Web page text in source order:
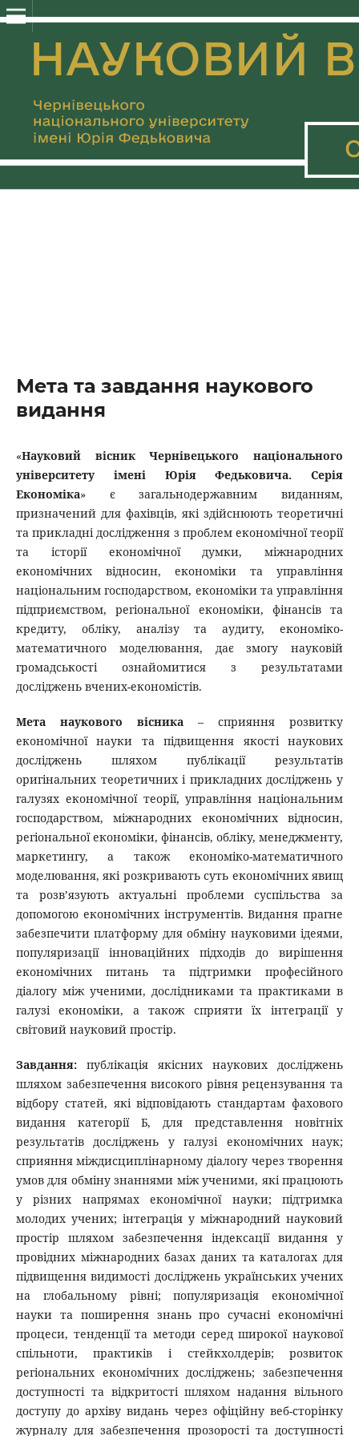
Мета та завдання наукового
видання
«Науковий вісник Чернівецького національного
університету імені Юрія Федьковича. Серія
Економіка» є загальнодержавним виданням,
призначений для фахівців, які здійснюють теоретичні
та прикладні дослідження з проблем економічної теорії
та історії економічної думки, міжнародних
економічних відносин, економіки та управління
національним господарством, економіки та управління
підприємством, регіональної економіки, фінансів та
кредиту, обліку, аналізу та аудиту, економіко-
математичного моделювання, дає змогу науковій
громадськості ознайомитися з результатами
досліджень вчених-економістів.
Мета наукового вісника – сприяння розвитку
економічної науки та підвищення якості наукових
досліджень шляхом публікації результатів
оригінальних теоретичних і прикладних досліджень у
галузях економічної теорії, управління національним
господарством, міжнародних економічних відносин,
регіональної економіки, фінансів, обліку, менеджменту,
маркетингу, а також економіко-математичного
моделювання, які розкривають суть економічних явищ
та розв’язують актуальні проблеми суспільства за
допомогою економічних інструментів. Видання прагне
забезпечити платформу для обміну науковими ідеями,
популяризації інноваційних підходів до вирішення
економічних питань та підтримки професійного
діалогу між ученими, дослідниками та практиками в
галузі економіки, а також сприяти їх інтеграції у
світовий науковий простір.
Завдання:публікація якісних наукових досліджень
шляхом забезпечення високого рівня рецензування та
відбору статей, які відповідають стандартам фахового
видання категорії Б, для представлення новітніх
результатів досліджень у галузі економічних наук;
сприяння міждисциплінарному діалогу через творення
умов для обміну знаннями між ученими, які працюють
у різних напрямах економічної науки; підтримка
молодих учених; інтеграція у міжнародний науковий
простір шляхом забезпечення індексації видання у
провідних міжнародних базах даних та каталогах для
підвищення видимості досліджень українських учених
на глобальному рівні; популяризація економічної
науки та поширення знань про сучасні економічні
процеси, тенденції та методи серед широкої наукової
спільноти, практиків і стейкхолдерів; розвиток
регіональних економічних досліджень; забезпечення
доступності та відкритості шляхом надання вільного
доступу до архіву видань через офіційну веб-сторінку
журналу для забезпечення прозорості та доступності